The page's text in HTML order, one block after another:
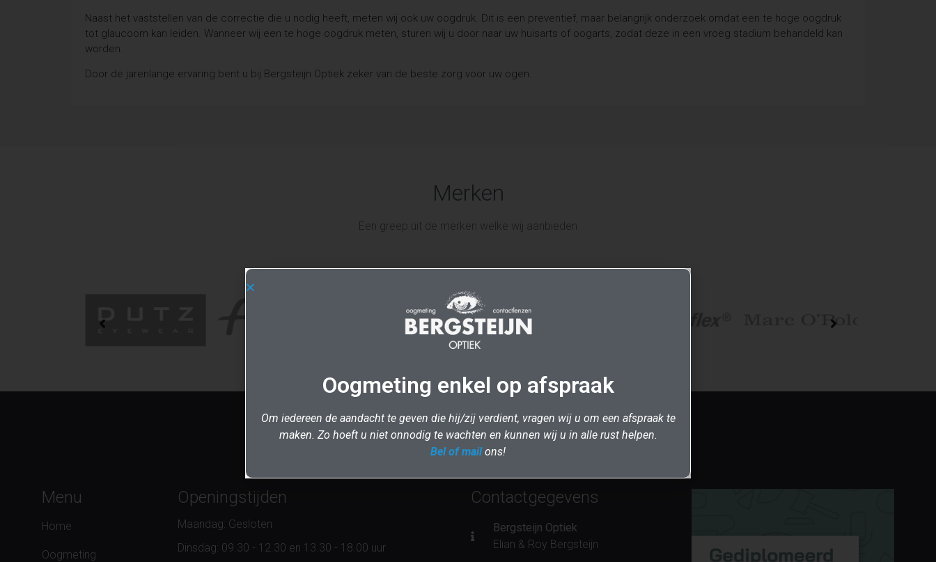
Naast het vaststellen van de correctie die u nodig heeft, meten wij ook uw oogdruk. Dit is een preventief, maar belangrijk onderzoek omdat een te hoge oogdruk
tot glaucoom kan leiden. Wanneer wij een te hoge oogdruk meten, sturen wij u door naar uw huisarts of oogarts, zodat deze in een vroeg stadium behandeld kan
worden.
Door de jarenlange ervaring bent u bij Bergsteijn Optiek zeker van de beste zorg voor uw ogen.
Merken
Een greep uit de merken welke wij aanbieden
Menu
Home
Oogmeting
Openingstijden
Maandag: Gesloten
Dinsdag: 09.30 - 12.30 en 13.30 - 18.00 uur
Contactgegevens
Bergsteijn Optiek
Elian & Roy Bergsteijn
Oogmeting enkel op afspraak
Om iedereen de aandacht te geven die hij/zij verdient, vragen wij u om een afspraak te
maken. Zo hoeft u niet onnodig te wachten en kunnen wij u in alle rust helpen.
Bel of mail ons!